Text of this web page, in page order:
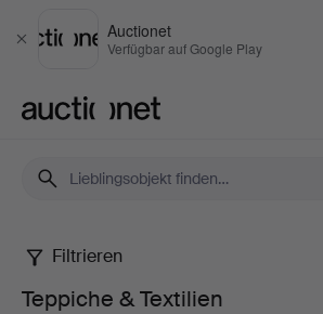
Schließen
Auctionet
Verfügbar auf Google Play
Teppiche
Filtrieren
Teppiche & Textilien